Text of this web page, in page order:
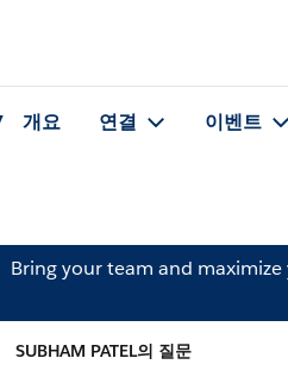
개요 연결 이벤트
Bring your team and
SUBHAM PATEL의 질문